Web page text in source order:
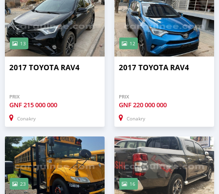
13
2017 TOYOTA RAV4
PRIX
GNF215 000 000
Conakry
12
2017 TOYOTA RAV4
PRIX
GNF220 000 000
Conakry
23 16